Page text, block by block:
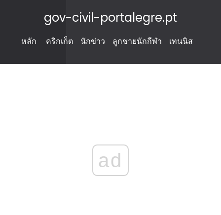
gov-civil-portalegre.pt
หลัก คริกเก็ต นักข่าว ลูกชายนักกีฬา เทนนิส
ad